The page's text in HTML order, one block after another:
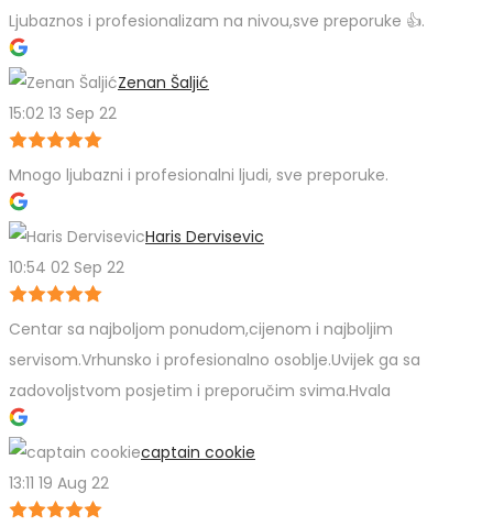
Ljubaznos i profesionalizam na nivou,sve preporuke 👍.
Zenan Šaljić
15:02 13 Sep 22
Mnogo ljubazni i profesionalni ljudi, sve preporuke.
Haris Dervisevic
10:54 02 Sep 22
Centar sa najboljom ponudom,cijenom i najboljim
servisom.Vrhunsko i profesionalno osoblje.Uvijek ga sa
zadovoljstvom posjetim i preporučim svima.Hvala
captain cookie
13:11 19 Aug 22